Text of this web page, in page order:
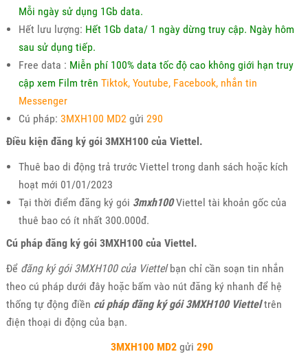
Mỗi ngày sử dụng 1Gb data.
Hết lưu lượng: Hết 1Gb data/ 1 ngày dừng truy cập. Ngày hôm
sau sử dụng tiếp.
Free data : Miễn phí 100% data tốc độ cao không giới hạn truy
cập xem Film trên Tiktok, Youtube, Facebook, nhắn tin
Messenger
Cú pháp: 3MXH100 MD2gửi 290
Điều kiện đăng ký gói 3MXH100 của Viettel.
Thuê bao di động trả trước Viettel trong danh sách hoặc kích
hoạt mới 01/01/2023
Tại thời điểm đăng ký gói 3mxh100Viettel tài khoản gốc của
thuê bao có ít nhất 300.000đ.
Cú pháp đăng ký gói 3MXH100 của Viettel.
Để đăng ký gói 3MXH100 của Viettelbạn chỉ cần soạn tin nhắn
theo cú pháp dưới đây hoặc bấm vào nút đăng ký nhanh để hệ
thống tự động điền cú pháp đăng ký gói 3MXH100 Vietteltrên
điện thoại di động của bạn.
3MXH100 MD2 gửi 290